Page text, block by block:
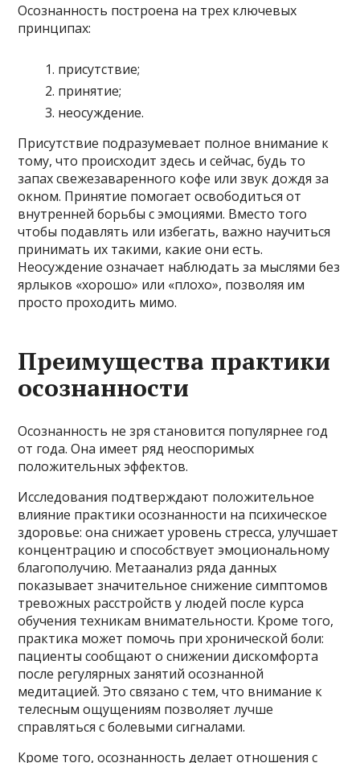
Осознанность построена на трех ключевых
принципах:
присутствие;
принятие;
неосуждение.
Присутствие подразумевает полное внимание к
тому, что происходит здесь и сейчас, будь то
запах свежезаваренного кофе или звук дождя за
окном. Принятие помогает освободиться от
внутренней борьбы с эмоциями. Вместо того
чтобы подавлять или избегать, важно научиться
принимать их такими, какие они есть.
Неосуждение означает наблюдать за мыслями без
ярлыков «хорошо» или «плохо», позволяя им
просто проходить мимо.
Преимущества практики
осознанности
Осознанность не зря становится популярнее год
от года. Она имеет ряд неоспоримых
положительных эффектов.
Исследования подтверждают положительное
влияние практики осознанности на психическое
здоровье: она снижает уровень стресса, улучшает
концентрацию и способствует эмоциональному
благополучию. Метаанализ ряда данных
показывает значительное снижение симптомов
тревожных расстройств у людей после курса
обучения техникам внимательности. Кроме того,
практика может помочь при хронической боли:
пациенты сообщают о снижении дискомфорта
после регулярных занятий осознанной
медитацией. Это связано с тем, что внимание к
телесным ощущениям позволяет лучше
справляться с болевыми сигналами.
Кроме того, осознанность делает отношения с